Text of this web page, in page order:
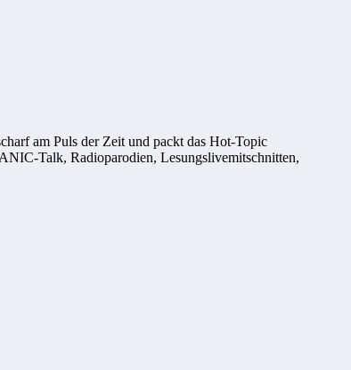
am Puls der Zeit und packt das Hot-Topic
Talk, Radioparodien, Lesungslivemitschnitten,